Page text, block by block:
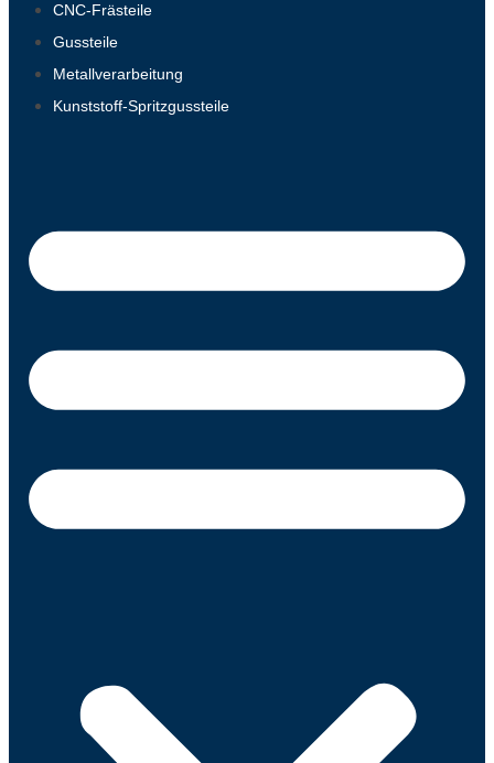
CNC-Frästeile
Gussteile
Metallverarbeitung
Kunststoff-Spritzgussteile